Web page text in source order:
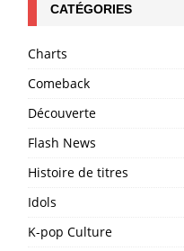
CATÉGORIES
Charts
Comeback
Découverte
Flash News
Histoire de titres
Idols
K-pop Culture